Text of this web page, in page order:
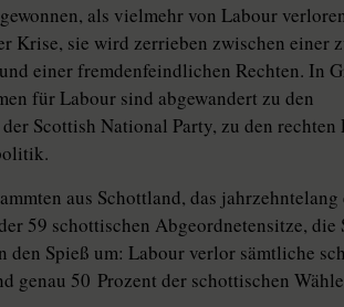
als vielmehr von Labour
Krise, sie wird zerrieben zwischen einer
einer fremdenfeindlichen Rechten. In
für Labour sind abgewandert zu den
Scottish National Party, zu den rechten
aus Schottland, das
59 schottischen Abgeordnetensitze, die
Spieß um: Labour verlor sämtliche
genau 50 Prozent der schottischen